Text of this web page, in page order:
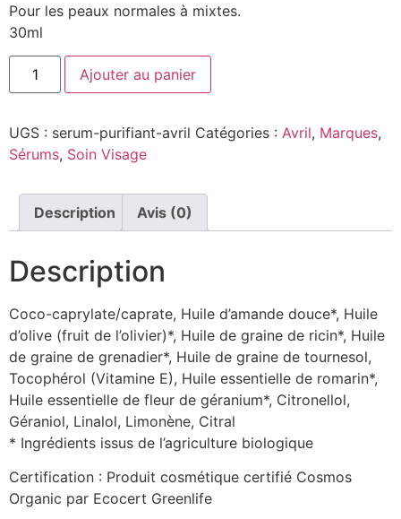
Pour les peaux normales à mixtes.
30ml
Ajouter au panier
UGS : serum-purifiant-avril Catégories : Avril, Marques,
Sérums, Soin Visage
Description Avis (0)
Description
Coco-caprylate/caprate, Huile d’amande douce*, Huile
d’olive (fruit de l’olivier)*, Huile de graine de ricin*, Huile
de graine de grenadier*, Huile de graine de tournesol,
Tocophérol (Vitamine E), Huile essentielle de romarin*,
Huile essentielle de fleur de géranium*, Citronellol,
Géraniol, Linalol, Limonène, Citral
* Ingrédients issus de l’agriculture biologique
Certification : Produit cosmétique certifié Cosmos
Organic par Ecocert Greenlife